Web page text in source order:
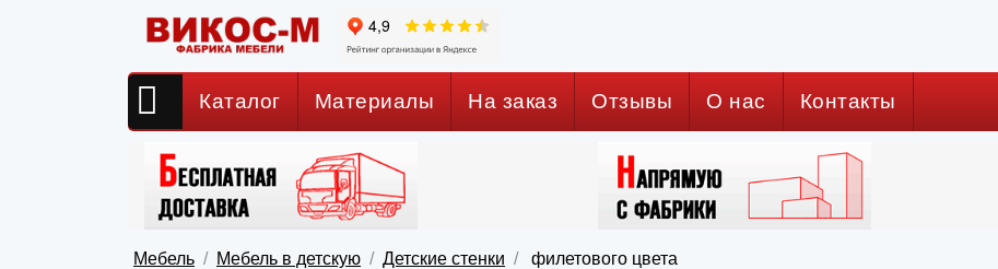
Каталог Материалы На заказ Отзывы О нас Контакты
Мебель Мебель в детскую Детские стенки филетового цвета